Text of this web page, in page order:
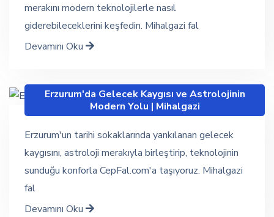
merakını modern teknolojilerle nasıl
giderebileceklerini keşfedin. Mihalgazi fal
Devamını Oku
Erzurum'da Gelecek Kaygısı ve Astrolojinin
Modern Yolu | Mihalgazi
Erzurum'un tarihi sokaklarında yankılanan gelecek
kaygısını, astroloji merakıyla birleştirip, teknolojinin
sunduğu konforla CepFal.com'a taşıyoruz. Mihalgazi
fal
Devamını Oku